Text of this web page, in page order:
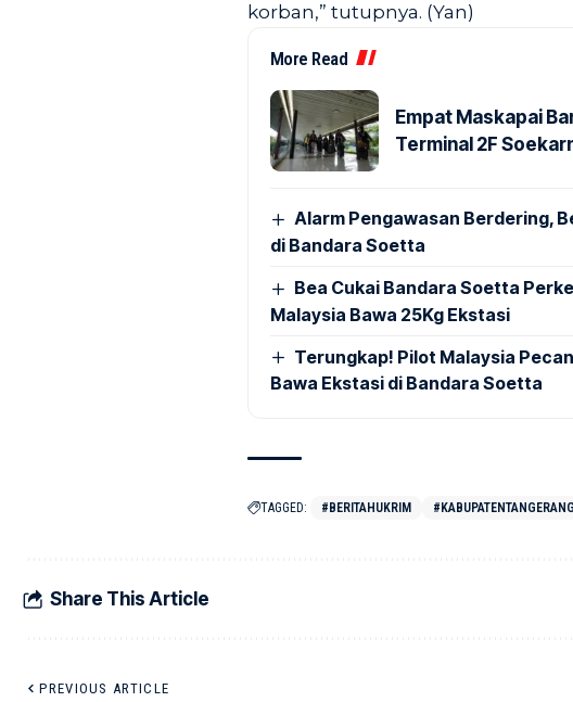
korban,” tutupnya. (Yan)
More Read
Empat Maskapai
Terminal 2F
Alarm Pengawasan Berdering,
di Bandara Soetta
Bea Cukai Bandara Soetta
Malaysia Bawa 25Kg Ekstasi
Terungkap! Pilot Malaysia
Bawa Ekstasi di Bandara Soetta
TAGGED: #BERITAHUKRIM #KABUPATENTANGERANG
Share This Article
PREVIOUS ARTICLE